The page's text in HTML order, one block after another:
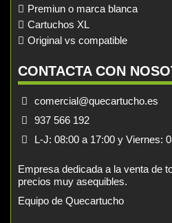
Premiun o marca blanca
Cartuchos XL
Original vs compatible
CONTACTA CON
comercial@quecartucho.es
937 566 192
L-J: 08:00 a 17:00 y Viernes:
Empresa dedicada a la venta de
precios muy asequibles.
Equipo de Quecartucho